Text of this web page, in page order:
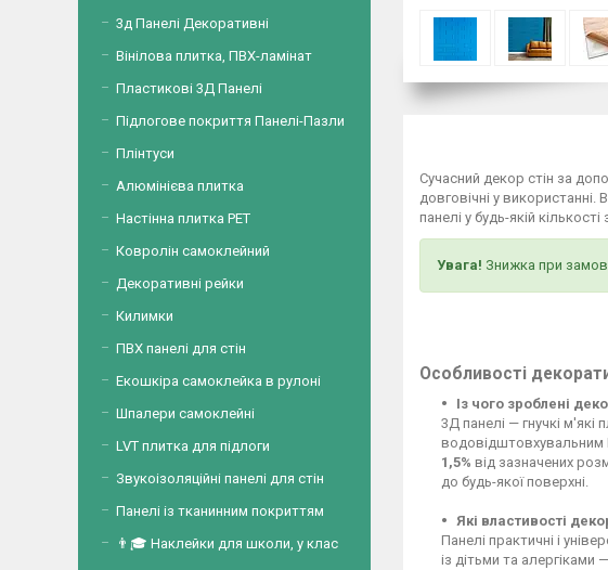
Сучасний декор стін за
довговічні у
панелі у будь-якій
Увага! Знижка при
Особливості
Із чого зроблені
3Д панелі — гнучкі м'які
водовідштовхувальним
1,5% від зазначених
до будь-якої поверхні.
Які властивості
Панелі практичні і
із дітьми та
3д Панелі Декоративні
Вінілова плитка, ПВХ-ламінат
Пластикові 3Д Панелі
Підлогове покриття Панелі-Пазли
Плінтуси
Алюмінієва плитка
Настінна плитка PET
Ковролін самоклейний
Декоративні рейки
Килимки
ПВХ панелі для стін
Екошкіра самоклейка в рулоні
Шпалери самоклейні
LVT плитка для підлоги
Звукоізоляційні панелі для стін
Панелі із тканинним покриттям
👨🎓 Наклейки для школи, у клас